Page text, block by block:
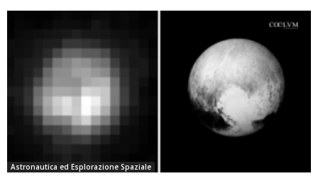
Astronautica ed Esplorazione Spaziale